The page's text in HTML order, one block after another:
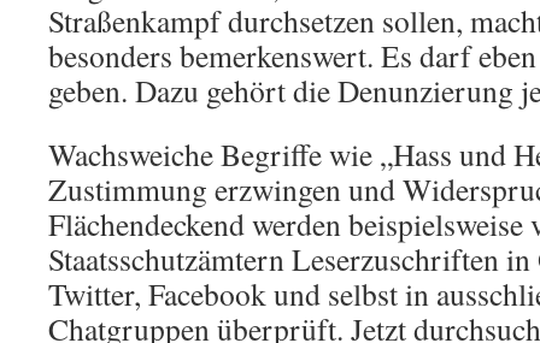
Straßenkampf durchsetzen sollen,
besonders bemerkenswert. Es darf
geben. Dazu gehört die Denunzierung
Wachsweiche Begriffe wie „Hass und
Zustimmung erzwingen und
Flächendeckend werden beispielsweise
Staatsschutzämtern Leserzuschriften
Twitter, Facebook und selbst in
Chatgruppen überprüft. Jetzt